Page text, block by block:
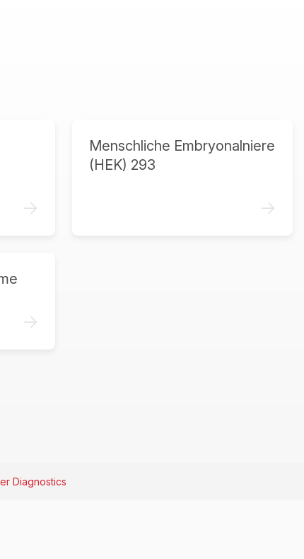
->
Menschliche Embryonalniere
(HEK) 293
->
->
Diagnostics